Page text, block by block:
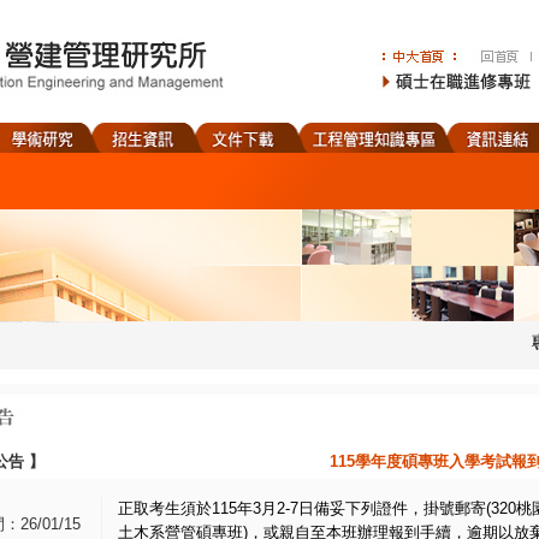
告 】 115學年度碩專班入學考試報
：26/01/15
正取考生須於115年3月2-7日備妥下列證件，掛號郵寄(320
土木系營管碩專班)，或親自至本班辦理報到手續，逾期以放